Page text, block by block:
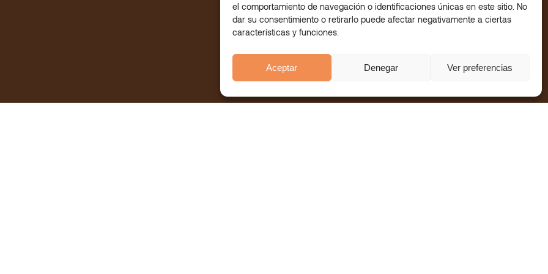
el comportamiento de navegación o identificaciones únicas en este sitio. No
dar su consentimiento o retirarlo puede afectar negativamente a ciertas
características y funciones.
Aceptar Denegar Ver preferencias